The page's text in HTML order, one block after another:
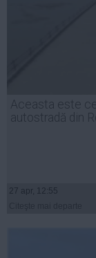
Aceasta este
autostradă din
27 apr, 12:55